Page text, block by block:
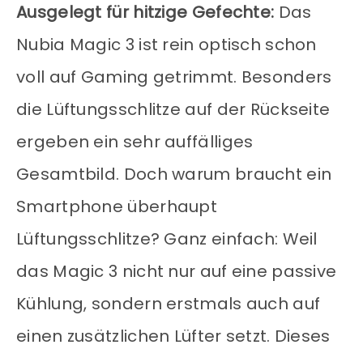
Ausgelegt für hitzige Gefechte: Das
Nubia Magic 3 ist rein optisch schon
voll auf Gaming getrimmt. Besonders
die Lüftungsschlitze auf der Rückseite
ergeben ein sehr auffälliges
Gesamtbild. Doch warum braucht ein
Smartphone überhaupt
Lüftungsschlitze? Ganz einfach: Weil
das Magic 3 nicht nur auf eine passive
Kühlung, sondern erstmals auch auf
einen zusätzlichen Lüfter setzt. Dieses